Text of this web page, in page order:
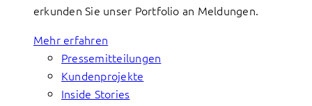
erkunden Sie unser Portfolio an Meldungen.
Mehr erfahren
Pressemitteilungen
Kundenprojekte
Inside Stories